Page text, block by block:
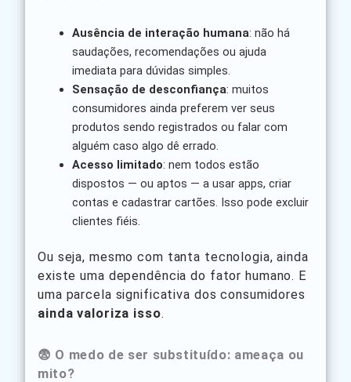
Ausência de interação humana: não há
saudações, recomendações ou ajuda
imediata para dúvidas simples.
Sensação de desconfiança: muitos
consumidores ainda preferem ver seus
produtos sendo registrados ou falar com
alguém caso algo dê errado.
Acesso limitado: nem todos estão
dispostos — ou aptos — a usar apps, criar
contas e cadastrar cartões. Isso pode excluir
clientes fiéis.
Ou seja, mesmo com tanta tecnologia, ainda
existe uma dependência do fator humano. E
uma parcela significativa dos consumidores
ainda valoriza isso.
😨 O medo de ser substituído: ameaça ou
mito?